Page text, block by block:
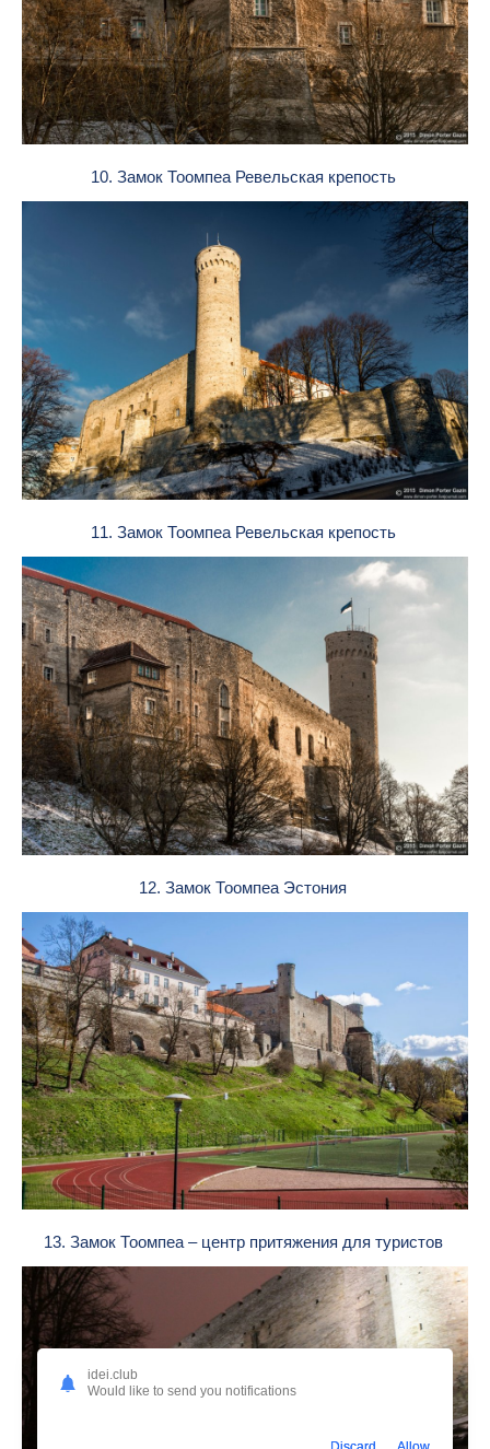
10. Замок Тоомпеа Ревельская крепость
11. Замок Тоомпеа Ревельская крепость
12. Замок Тоомпеа Эстония
13. Замок Тоомпеа – центр притяжения для туристов
idei.club
Would like to send you notifications